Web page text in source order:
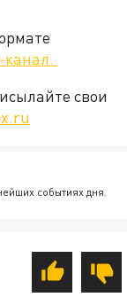
канал.
свои
событиях дня.